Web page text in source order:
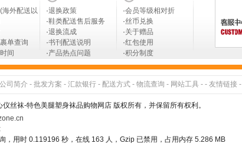
海外配送以
单查询
间
·退换政策
·鞋类配送售后服务
·退换流成
·书刊配送说明
·产品热点问题
·会员等级相对折
·丝币兑换
·关于赠品
·红包使用
·积分制度
公司简介 - 批发方案 - 汇款银行- 配送方式- 物流查询 - 网站工具 - - 友情链接-
丝袜-特色美腿塑身袜品购物网店 版权所有，并保留所有权利。
，用时 0.119196 秒，在线 163 人，Gzip 已禁用，占用内存 5.286 MB